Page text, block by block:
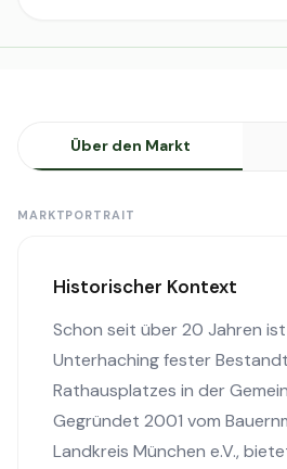
Über den Markt
MARKTPORTRAIT
Historischer Kontext
Schon seit über 20 Jahren
Unterhaching fester
Rathausplatzes in der
Gegründet 2001 vom
Landkreis München e.V.,